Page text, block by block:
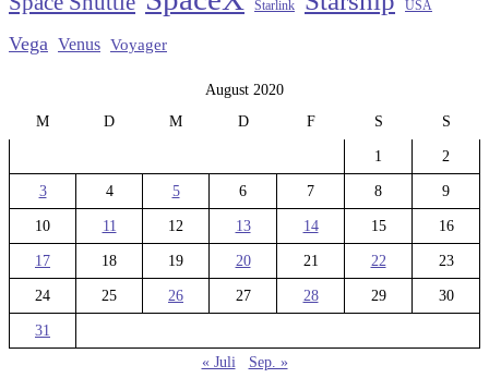
Starlink USA
Vega Venus Voyager
August 2020
M
D M D F S S
1 2
3 4 5 6 7 8 9
10 11 12 13 14 15 16
17 18 19 20 21 22 23
24 25 26 27 28 29 30
31
« Juli
Sep. »